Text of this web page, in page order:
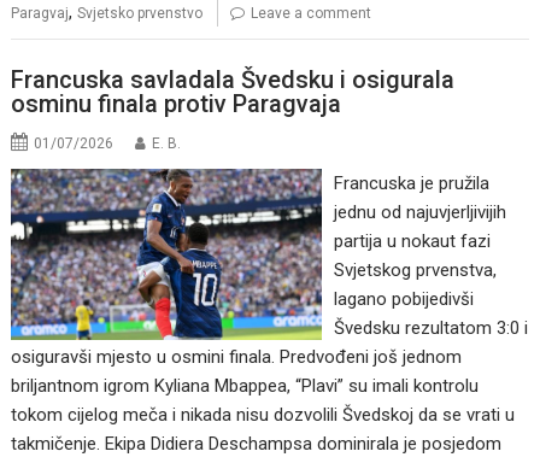
Paragvaj,Svjetsko prvenstvo Leave a comment
Francuska savladala Švedsku i osigurala
osminu finala protiv Paragvaja
01/07/2026 E. B.
Francuska je pružila
jednu od najuvjerljivijih
partija u nokaut fazi
Svjetskog prvenstva,
lagano pobijedivši
Švedsku rezultatom 3:0 i
osiguravši mjesto u osmini finala. Predvođeni još jednom
briljantnom igrom Kyliana Mbappea, “Plavi” su imali kontrolu
tokom cijelog meča i nikada nisu dozvolili Švedskoj da se vrati u
takmičenje. Ekipa Didiera Deschampsa dominirala je posjedom